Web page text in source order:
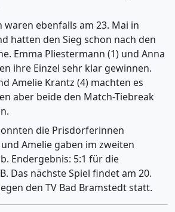
waren ebenfalls am 23. Mai in
hatten den Sieg schon nach den
Emma Pliestermann (1) und Anna
ihre Einzel sehr klar gewinnen.
Amelie Krantz (4) machten es
aber beide den Match-Tiebreak
die Prisdorferinnen
Amelie gaben im zweiten
Endergebnis: 5:1 für die
Das nächste Spiel findet am 20.
den TV Bad Bramstedt statt.